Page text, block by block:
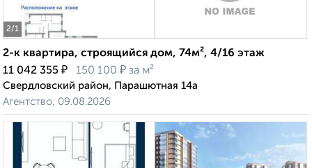
2/1
2-к квартира, строящийся дом, 74м², 4/16 этаж
11 042 355 ₽ 150 100 ₽ за м²
Свердловский район, Парашютная 14а
Агентство, 09.08.2026